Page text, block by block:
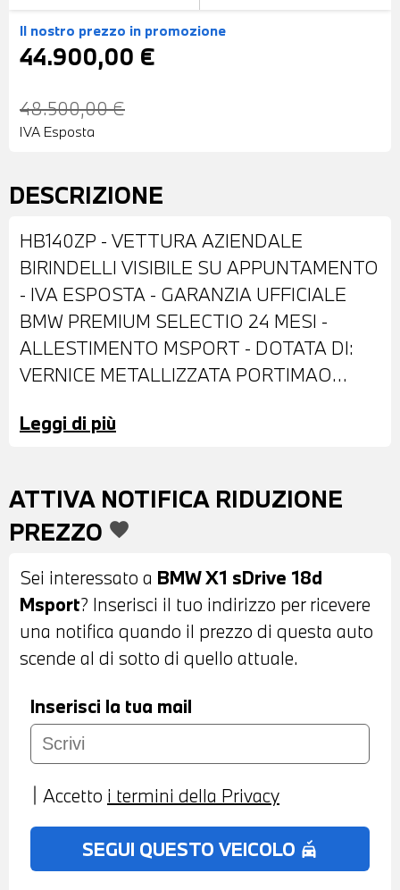
Il nostro prezzo in promozione
44.900,00 €
48.500,00 €
IVA Esposta
DESCRIZIONE
HB140ZP - VETTURA AZIENDALE
BIRINDELLI VISIBILE SU APPUNTAMENTO
- IVA ESPOSTA - GARANZIA UFFICIALE
BMW PREMIUM SELECTIO 24 MESI -
ALLESTIMENTO MSPORT - DOTATA DI:
VERNICE METALLIZZATA PORTIMAO
- CERCHI IN LEGA DA 18" - FARI LED
ANTIABBAGLIANTI - BARRE
PORTATUTTO SUL TETTO - VETRI
SENSORI DI PARCHEGGIO ANTERIORI E
POSTERIORI - TELECAMERA
POSTERIORE - COMFORT ACCESS
SYSTEM - INTERNI IN ALCANTARA MISTO
PELLE VEGANZA NERA - VOLANTE
SPORTIVO M IN PELLE CON COMANDI
MULTIFUNZIONE - CRUISE CONTROL -
VOLANTE - ACTIVE GUARD -
NAVIGATORE - BLUETOOTH - USB -
COMPATIBILITA' CON CONNECTED DRIVE
Leggi di più
ATTIVA NOTIFICA RIDUZIONE
PREZZO favorite
Sei interessato a BMW X1 sDrive 18d
Msport? Inserisci il tuo indirizzo per ricevere
una notifica quando il prezzo di questa auto
scende al di sotto di quello attuale.
Inserisci la tua mail
Accetto i termini della Privacy
SEGUI QUESTO VEICOLO no_crash